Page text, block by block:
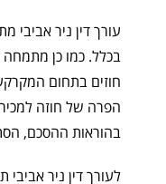
עורך דין ניר אביבי
בכלל. כמו כן
חוזים בתחום
הפרה של חוזה
בהוראות ההסכם,